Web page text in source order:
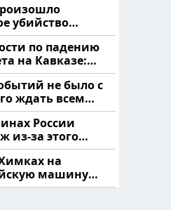
убийство
по падению
на Кавказе:
не было с
ждать всем
России
из-за этого
что купить?
на
машину
подожгли.